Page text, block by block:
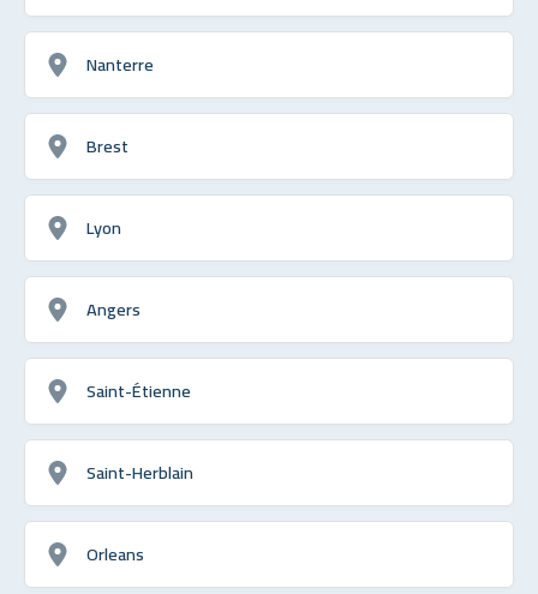
Nanterre
Brest
Lyon
Angers
Saint-Étienne
Saint-Herblain
Orleans